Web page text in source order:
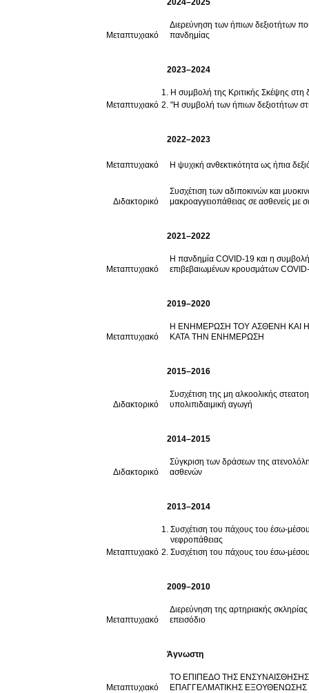
2024–2025
Μεταπτυχιακό
Διερεύνηση των ήπιων δεξιοτήτων
πανδημίας
2023–2024
Μεταπτυχιακό
Η συμβολή της Κριτικής Σκέψης
"Η συμβολή των ήπιων δεξιοτήτων
2022–2023
Μεταπτυχιακό Η ψυχική ανθεκτικότητα ως ήπια
Διδακτορικό
Συσχέτιση των αδιποκινών και
μακροαγγειοπάθειας σε ασθενείς
2021–2022
Μεταπτυχιακό
Η πανδημία COVID-19 και η
επιβεβαιωμένων κρουσμάτων
2019–2020
Μεταπτυχιακό
Η ΕΝΗΜΕΡΩΣΗ ΤΟΥ ΑΣΘΕΝΗ ΚΑΙ Η
ΚΑΤΑ ΤΗΝ ΕΝΗΜΕΡΩΣΗ
2015–2016
Διδακτορικό
Συσχέτιση της μη αλκοολικής
υπολιπιδαιμική αγωγή
2014–2015
Διδακτορικό
Σύγκριση των δράσεων της
ασθενών
2013–2014
Μεταπτυχιακό
Συσχέτιση του πάχους του έσω-μέσου
νεφροπάθειας
Συσχέτιση του πάχους του έσω-
2009–2010
Μεταπτυχιακό
Διερεύνηση της αρτηριακής
επεισόδιο
Άγνωστη
Μεταπτυχιακό
ΤΟ ΕΠΙΠΕΔΟ ΤΗΣ
ΕΠΑΓΓΕΛΜΑΤΙΚΗΣ ΕΞΟΥΘΕΝΩΣΗΣ